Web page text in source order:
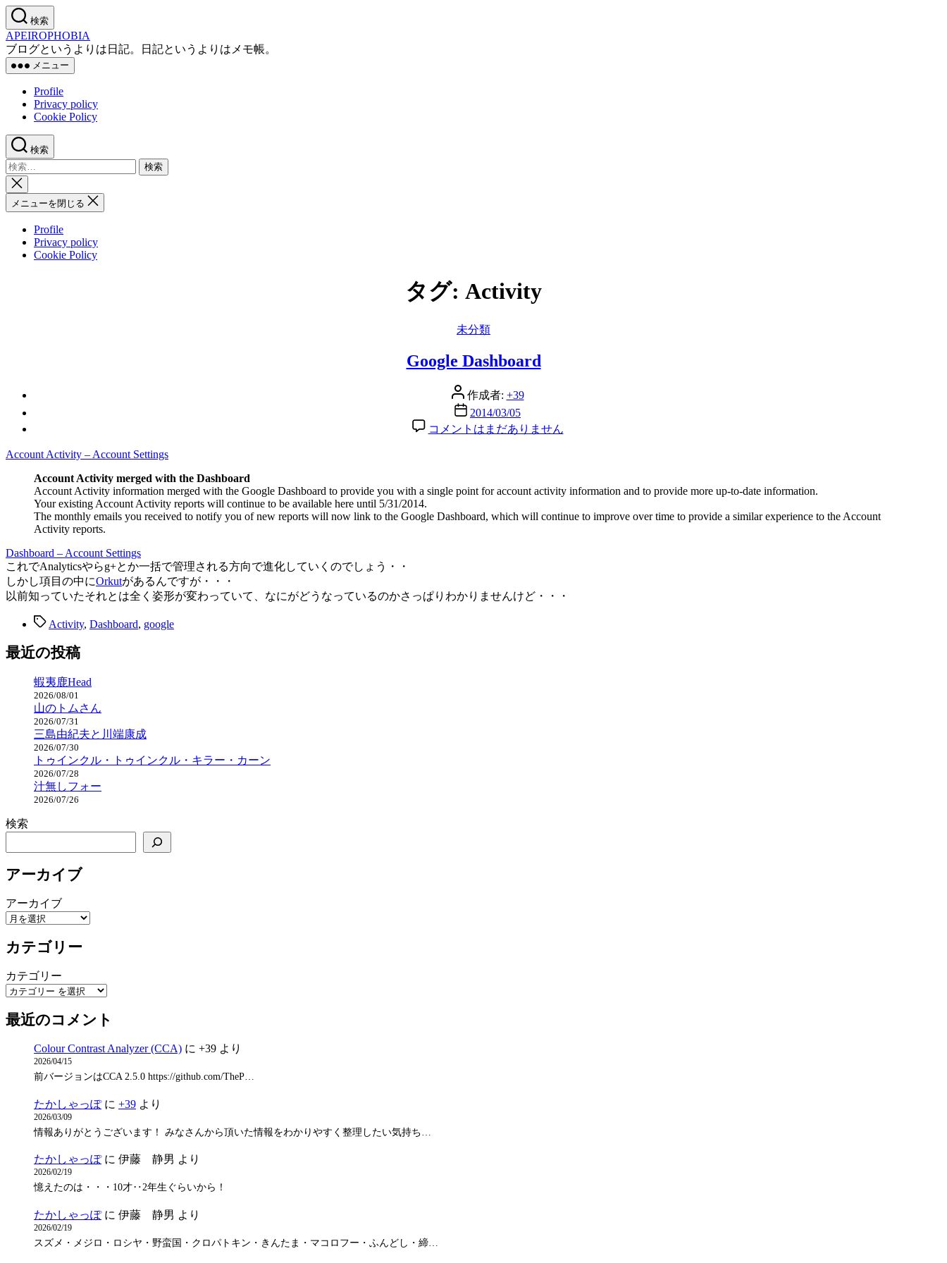
コ
ン
テ
ン
ツ
プ
検索
APEIROPHOBIA
ブログというよりは日記。日記というよりはメモ帳。
メニュー
Profile
Privacy policy
Cookie Policy
検索
検
索
対
象:
検
索
を
メニューを閉じる
Profile
Privacy policy
Cookie Policy
タグ: Activity
カ
ゴ
リ
ー
未分類
Google Dashboard
投
稿
者
作成者: +39
投
稿
2014/03/05
Google
Dashboard
コメントはまだありません
Account Activity – Account Settings
Account Activity merged with the Dashboard
Account Activity information merged with the Google Dashboard to provide you with a single point for account activity information and to provide more up-to-date information.
Your existing Account Activity reports will continue to be available here until 5/31/2014.
The monthly emails you received to notify you of new reports will now link to the Google Dashboard, which will continue to improve over time to provide a similar experience to the Account
Activity reports.
Dashboard – Account Settings
これでAnalyticsやらg+とか一括で管理される方向で進化していくのでしょう・・
しかし項目の中にOrkutがあるんですが・・・
以前知っていたそれとは全く姿形が変わっていて、なにがどうなっているのかさっぱりわかりませんけど・・・
タ Activity, Dashboard, google
最近の投稿
蝦夷鹿Head
2026/08/01
山のトムさん
2026/07/31
三島由紀夫と川端康成
2026/07/30
トゥインクル・トゥインクル・キラー・カーン
2026/07/28
汁無しフォー
2026/07/26
検索
アーカイブ
アーカイブ
カテゴリー
カテゴリー
最近のコメント
Colour Contrast Analyzer (CCA) に +39 より
2026/04/15
前バージョンはCCA 2.5.0 https://github.com/TheP…
たかしゃっぽに +39 より
2026/03/09
情報ありがとうございます！ みなさんから頂いた情報をわかりやすく整理したい気持ち…
たかしゃっぽに 伊藤 静男 より
2026/02/19
憶えたのは・・・10才‥2年生ぐらいから！
たかしゃっぽに 伊藤 静男 より
2026/02/19
スズメ・メジロ・ロシヤ・野蛮国・クロパトキン・きんたま・マコロフー・ふんどし・締…